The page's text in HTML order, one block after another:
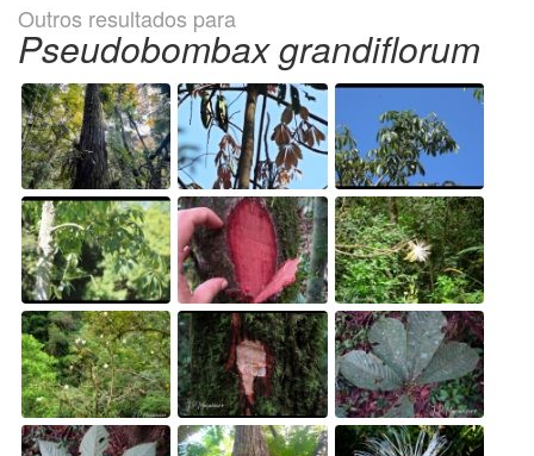
Outros resultados para
Pseudobombax grandiflorum